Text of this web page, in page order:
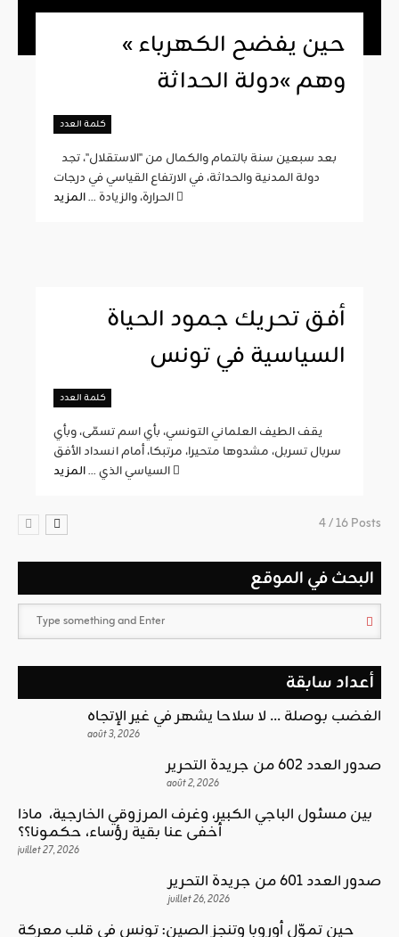
« حين يفضح الكهرباء
وهم »دولة الحداثة
كلمة العدد
دولة المدنية والحداثة، في الارتفاع القياسي في درجات
الحرارة، والزيادة ...
أفق تحريك جمود الحياة
السياسية في تونس
كلمة العدد
يقف الطيف العلماني التونسي، بأي اسم تسمّى، وبأي
سربال تسربل، مشدوها متحيرا، مرتبكا، أمام انسداد الأفق
السياسي الذي ...
4 / 16 Posts
البحث في الموقع
أعداد سابقة
الغضب بوصلة … لا سلاحا يشهر في غير الإتجاه
août 3, 2026
صدور العدد 602 من جريدة التحرير
août 2, 2026
بين مسئول الباجي الكبير، وغرف المرزوقي الخارجية، ماذا
أخفى عنا بقية رؤساء، حكمونا؟؟
juillet 27, 2026
صدور العدد 601 من جريدة التحرير
juillet 26, 2026
حين تموّل أوروبا وتنجز الصين: تونس في قلب معركة